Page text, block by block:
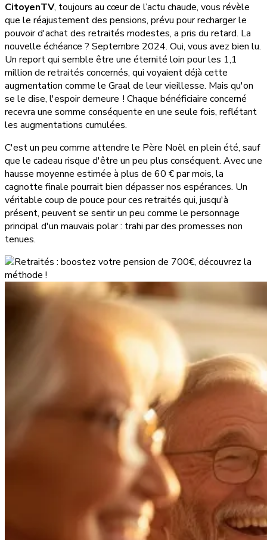
CitoyenTV, toujours au cœur de l’actu chaude, vous révèle
que le réajustement des pensions, prévu pour recharger le
pouvoir d'achat des retraités modestes, a pris du retard. La
nouvelle échéance ? Septembre 2024. Oui, vous avez bien lu.
Un report qui semble être une éternité loin pour les 1,1
million de retraités concernés, qui voyaient déjà cette
augmentation comme le Graal de leur vieillesse. Mais qu'on
se le dise, l'espoir demeure ! Chaque bénéficiaire concerné
recevra une somme conséquente en une seule fois, reflétant
les augmentations cumulées.
C'est un peu comme attendre le Père Noël en plein été, sauf
que le cadeau risque d'être un peu plus conséquent. Avec une
hausse moyenne estimée à plus de 60 € par mois, la
cagnotte finale pourrait bien dépasser nos espérances. Un
véritable coup de pouce pour ces retraités qui, jusqu'à
présent, peuvent se sentir un peu comme le personnage
principal d'un mauvais polar : trahi par des promesses non
tenues.